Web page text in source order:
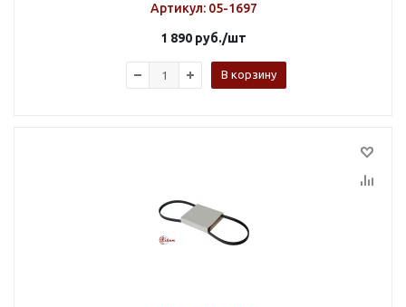
Артикул: 05-1697
1 890 руб./шт
В корзину